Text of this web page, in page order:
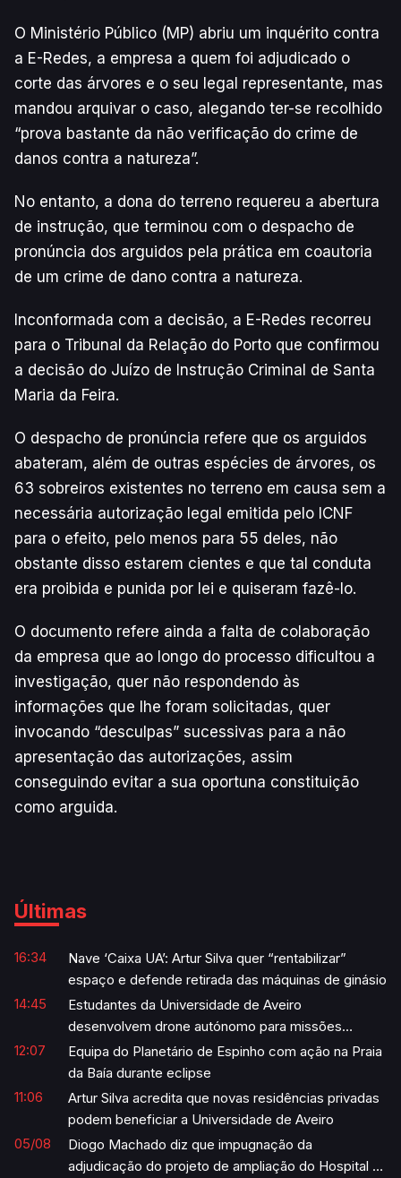
O Ministério Público (MP) abriu um inquérito contra
a E-Redes, a empresa a quem foi adjudicado o
corte das árvores e o seu legal representante, mas
mandou arquivar o caso, alegando ter-se recolhido
“prova bastante da não verificação do crime de
danos contra a natureza”.
No entanto, a dona do terreno requereu a abertura
de instrução, que terminou com o despacho de
pronúncia dos arguidos pela prática em coautoria
de um crime de dano contra a natureza.
Inconformada com a decisão, a E-Redes recorreu
para o Tribunal da Relação do Porto que confirmou
a decisão do Juízo de Instrução Criminal de Santa
Maria da Feira.
O despacho de pronúncia refere que os arguidos
abateram, além de outras espécies de árvores, os
63 sobreiros existentes no terreno em causa sem a
necessária autorização legal emitida pelo ICNF
para o efeito, pelo menos para 55 deles, não
obstante disso estarem cientes e que tal conduta
era proibida e punida por lei e quiseram fazê-lo.
O documento refere ainda a falta de colaboração
da empresa que ao longo do processo dificultou a
investigação, quer não respondendo às
informações que lhe foram solicitadas, quer
invocando “desculpas” sucessivas para a não
apresentação das autorizações, assim
conseguindo evitar a sua oportuna constituição
como arguida.
Últimas
16:34
Nave ‘Caixa UA’: Artur Silva quer “rentabilizar”
espaço e defende retirada das máquinas de ginásio
14:45
Estudantes da Universidade de Aveiro
desenvolvem drone autónomo para missões
humanitárias
12:07
Equipa do Planetário de Espinho com ação na Praia
da Baía durante eclipse
11:06
Artur Silva acredita que novas residências privadas
podem beneficiar a Universidade de Aveiro
05/08
Diogo Machado diz que impugnação da
adjudicação do projeto de ampliação do Hospital é